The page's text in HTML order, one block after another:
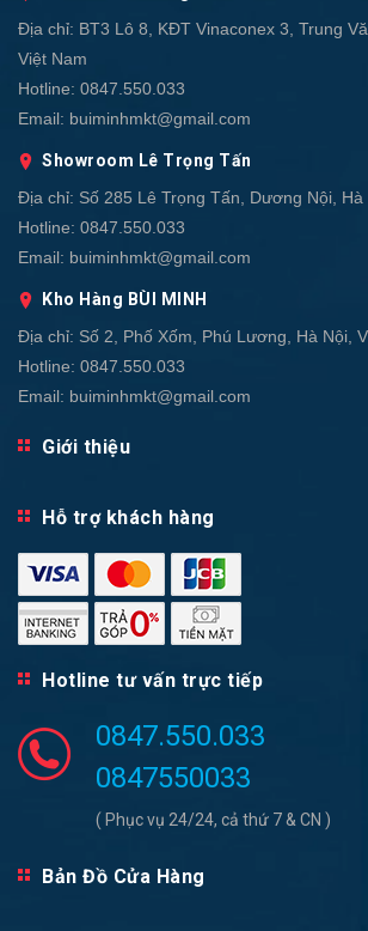
Địa chỉ: BT3 Lô 8, KĐT Vinaconex 3, Trung
Việt Nam
Hotline: 0847.550.033
Email: buiminhmkt@gmail.com
Showroom Lê Trọng Tấn
Địa chỉ: Số 285 Lê Trọng Tấn, Dương Nội, Hà
Hotline: 0847.550.033
Email: buiminhmkt@gmail.com
Kho Hàng BÙI MINH
Địa chỉ: Số 2, Phố Xốm, Phú Lương, Hà Nội,
Hotline: 0847.550.033
Email: buiminhmkt@gmail.com
Giới thiệu
Hỗ trợ khách hàng
Hotline tư vấn trực tiếp
0847.550.033
0847550033
( Phục vụ 24/24, cả thứ 7 & CN )
Bản Đồ Cửa Hàng